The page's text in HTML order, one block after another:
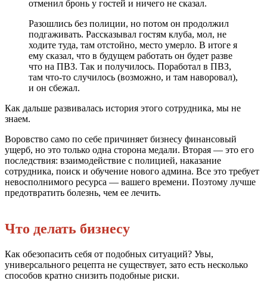
отменил бронь у гостей и ничего не сказал.
Разошлись без полиции, но потом он продолжил
подгаживать. Рассказывал гостям клуба, мол, не
ходите туда, там отстойно, место умерло. В итоге я
ему сказал, что в будущем работать он будет разве
что на ПВЗ. Так и получилось. Поработал в ПВЗ,
там что-то случилось (возможно, и там наворовал),
и он сбежал.
Как дальше развивалась история этого сотрудника, мы не
знаем.
Воровство само по себе причиняет бизнесу финансовый
ущерб, но это только одна сторона медали. Вторая — это его
последствия: взаимодействие с полицией, наказание
сотрудника, поиск и обучение нового админа. Все это требует
невосполнимого ресурса — вашего времени. Поэтому лучше
предотвратить болезнь, чем ее лечить.
Что делать бизнесу
Как обезопасить себя от подобных ситуаций? Увы,
универсального рецепта не существует, зато есть несколько
способов кратно снизить подобные риски.